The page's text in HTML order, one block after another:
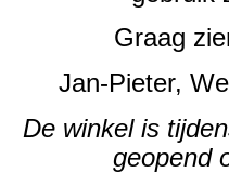
Graag
Jan-Pieter,
De winkel is
geopend